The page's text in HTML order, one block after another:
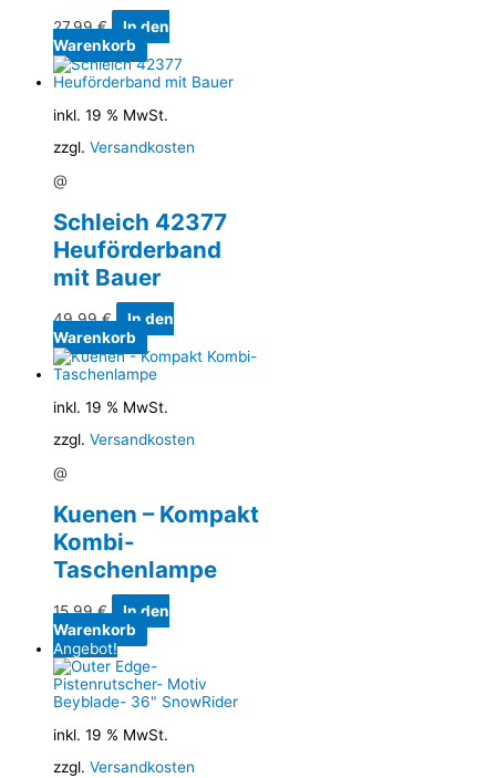
27,99€
In den
Warenkorb
inkl. 19 % MwSt.
zzgl. Versandkosten
@
Schleich 42377
Heuförderband
mit Bauer
49,99€
In den
Warenkorb
inkl. 19 % MwSt.
zzgl. Versandkosten
@
Kuenen – Kompakt
Kombi-
Taschenlampe
15,99€
In den
Warenkorb
Angebot!
inkl. 19 % MwSt.
zzgl. Versandkosten